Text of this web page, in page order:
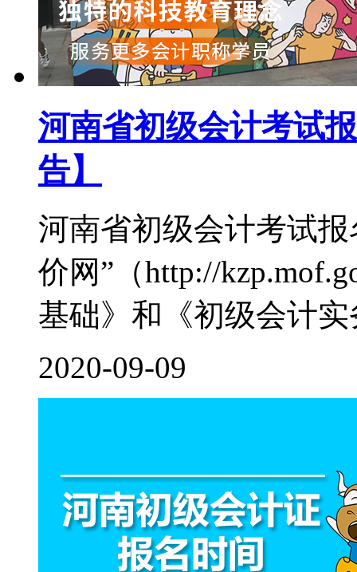
河南省初级会计考试
告】
河南省初级会计考试
价网”（http://
基础》和《初级会计
2020-09-09